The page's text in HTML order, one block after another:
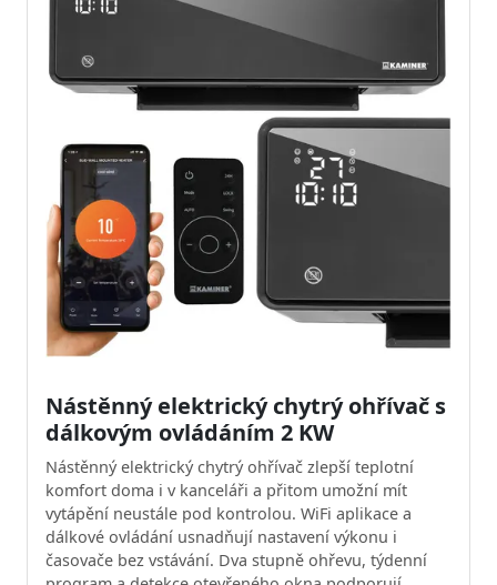
Nástěnný elektrický chytrý ohřívač s
dálkovým ovládáním 2 KW
Nástěnný elektrický chytrý ohřívač zlepší teplotní
komfort doma i v kanceláři a přitom umožní mít
vytápění neustále pod kontrolou. WiFi aplikace a
dálkové ovládání usnadňují nastavení výkonu i
časovače bez vstávání. Dva stupně ohřevu, týdenní